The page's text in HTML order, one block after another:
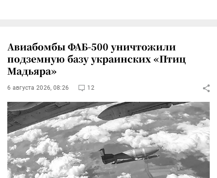
Авиабомбы ФАБ-500 уничтожили
подземную базу украинских «Птиц
Мадьяра»
6 августа 2026, 08:26 12